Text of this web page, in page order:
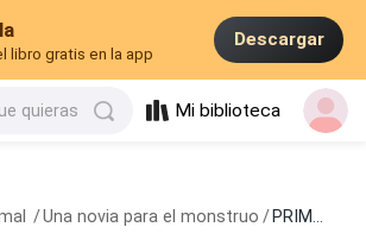
libro gratis en la app
Descargar
quieras Mi biblioteca
/Una novia para el monstruo / PRIMERA REUNIÓN